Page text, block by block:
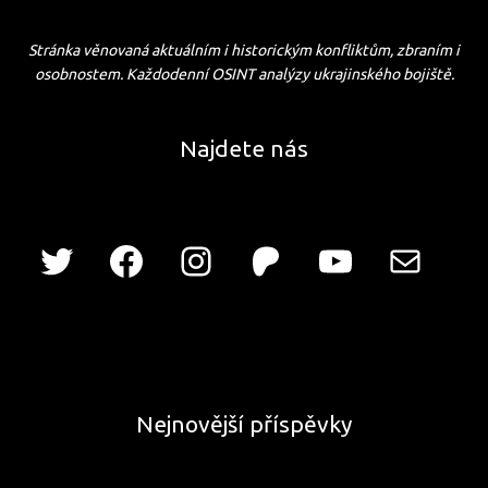
Stránka věnovaná aktuálním i historickým konfliktům, zbraním i
osobnostem. Každodenní OSINT analýzy ukrajinského bojiště.
Najdete nás
Nejnovější příspěvky